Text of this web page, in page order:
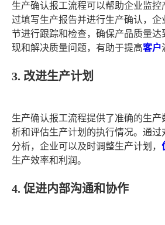
生产确认报工流程可以帮助企业监控
过填写生产报告并进行生产确认，企
节进行跟踪和检查，确保产品质量达
现和解决质量问题，有助于提高客户
3. 改进生产计划
生产确认报工流程提供了准确的生产
析和评估生产计划的执行情况。通过
分析，企业可以及时调整生产计划，
生产效率和利润。
4. 促进内部沟通和协作